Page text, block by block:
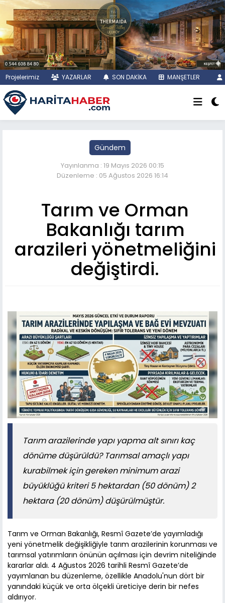
Projelerimiz YAZARLAR SON DAKİKA MANŞETLER
Gündem
Yayınlanma : 19 Mayıs 2026 00:15
Düzenleme : 05 Ağustos 2026 16:14
Tarım ve Orman
Bakanlığı tarım
arazileri yönetmeliğini
değiştirdi.
Tarım arazilerinde yapı yapma alt sınırı kaç
dönüme düşürüldü? Tarımsal amaçlı yapı
kurabilmek için gereken minimum arazi
büyüklüğü kriteri 5 hektardan (50 dönüm) 2
hektara (20 dönüm) düşürülmüştür.
Tarım ve Orman Bakanlığı, Resmî Gazete’de yayımladığı
yeni yönetmelik değişikliğiyle tarım arazilerinin korunması ve
tarımsal yatırımların önünün açılması için devrim niteliğinde
kararlar aldı. 4 Ağustos 2026 tarihli Resmî Gazete’de
yayımlanan bu düzenleme, özellikle Anadolu'nun dört bir
yanındaki küçük ve orta ölçekli üreticiye derin bir nefes
aldırıyor.